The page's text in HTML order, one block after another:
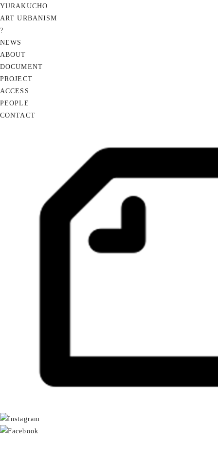
YURAKUCHO
ART URBANISM
?
NEWS
ABOUT
DOCUMENT
PROJECT
ACCESS
PEOPLE
CONTACT